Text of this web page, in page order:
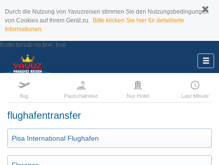
Durch die Nutzung von Yavuzreisen stimmen Sie den Nutzungsbedingungen
von Cookies auf Ihrem Gerät zu. Bitte klicken Sie hier für detaillierte
Informationen.
footer.tursab.no.text: true
flug Pauschalreise Nur Hotel Last Minute
flughafentransfer